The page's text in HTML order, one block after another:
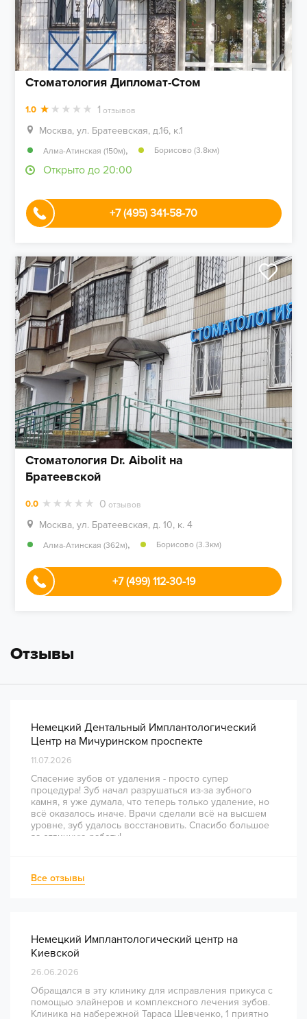
Стоматология Дипломат-Стом
1.0 1 отзывов
Москва, ул. Братеевская, д.16, к.1
Алма-Атинская (150м), Борисово (3.8км)
Открыто до 20:00
+7 (495) 341-58-70
Стоматология Dr. Aibolit на
Братеевской
0.0 0 отзывов
Москва, ул. Братеевская, д. 10, к. 4
Алма-Атинская (362м), Борисово (3.3км)
+7 (499) 112-30-19
Отзывы
Немецкий Дентальный Имплантологический
Центр на Мичуринском проспекте
11.07.2026
Спасение зубов от удаления - просто супер
процедура! Зуб начал разрушаться из-за зубного
камня, я уже думала, что теперь только удаление, но
всё оказалось иначе. Врачи сделали всё на высшем
уровне, зуб удалось восстановить. Спасибо большое
за отличную работу!
Все отзывы
Немецкий Имплантологический центр на
Киевской
26.06.2026
Обращался в эту клинику для исправления прикуса с
помощью элайнеров и комплексного лечения зубов.
Клиника на набережной Тараса Шевченко, 1 приятно